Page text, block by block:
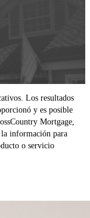
Los resultados
y es posible
Mortgage,
información para
o servicio